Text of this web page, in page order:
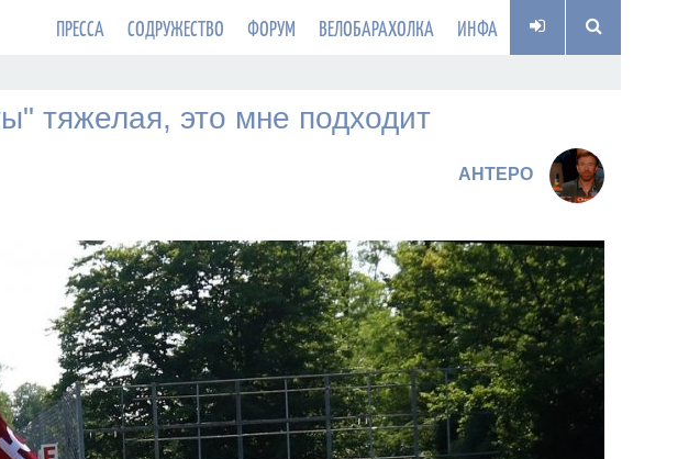
ПРЕССА СОДРУЖЕСТВО ФОРУМ ВЕЛОБАРАХОЛКА ИНФА
тяжелая, это мне подходит
AHTEPO